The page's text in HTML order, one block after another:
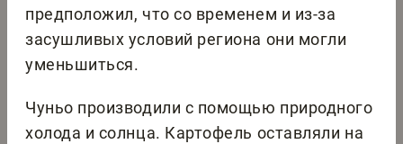
предположил, что со временем и из-за
засушливых условий региона они могли
уменьшиться.
Чуньо производили с помощью природного
холода и солнца. Картофель оставляли на